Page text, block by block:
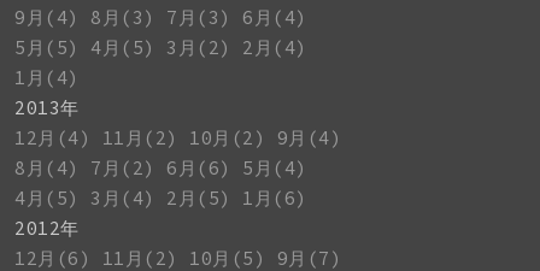
9月(4)
8月(3) 7月(3)
6月(4)
5月(5)
4月(5) 3月(2)
2月(4)
1月(4)
2013年
12月(4)
11月(2) 10月(2)
9月(4)
8月(4)
7月(2) 6月(6)
5月(4)
4月(5)
3月(4) 2月(5)
1月(6)
2012年
12月(6)
11月(2) 10月(5)
9月(7)